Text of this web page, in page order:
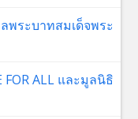
พระบาทสมเด็จพระ
FOR ALL และมูลนิธิ